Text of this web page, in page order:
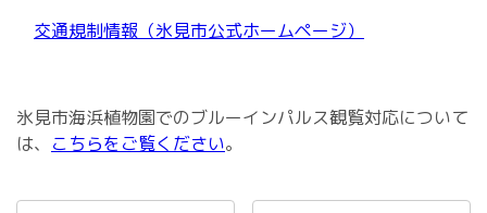
交通規制情報（氷見市公式ホームページ）
氷見市海浜植物園でのブルーインパルス観覧対応について
は、 こちらをご覧ください。